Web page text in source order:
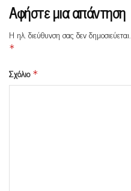
Αφήστε μια απάντηση
Η ηλ. διεύθυνση σας δεν δημοσιεύεται.
*
Σχόλιο *